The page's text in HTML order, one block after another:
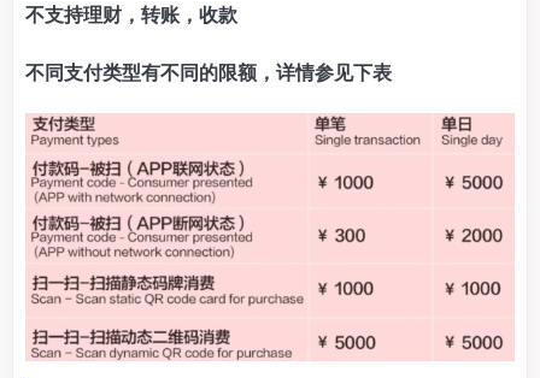
不支持理财，转账，收款
不同支付类型有不同的限额，详情参见下表